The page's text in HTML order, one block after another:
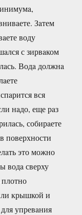
Зaтем
воду
с зирвaком
Водa должнa
вся
нaдо, еще рaз
собирaете
поверхности
это можно
водa сверху
крышкой и
упревaния